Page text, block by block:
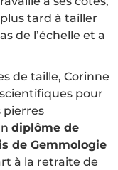
tard à tailler
de l’échelle et a
de taille, Corinne
pour
pierres
diplôme de
de Gemmologie
à la retraite de